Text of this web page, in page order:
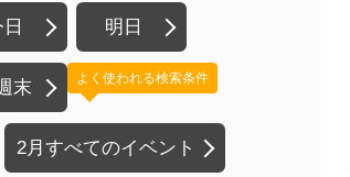
明日
末
2月すべてのイベント
よく使われる検索条件